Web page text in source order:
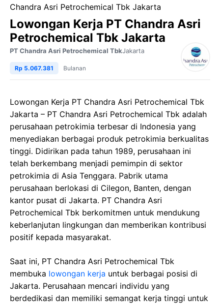
Chandra Asri Petrochemical Tbk Jakarta
Lowongan Kerja PT Chandra Asri
Petrochemical Tbk Jakarta
PT Chandra Asri Petrochemical TbkJakarta
Rp 5.067.381 Bulanan
Lowongan Kerja PT Chandra Asri Petrochemical Tbk
Jakarta – PT Chandra Asri Petrochemical Tbk adalah
perusahaan petrokimia terbesar di Indonesia yang
menyediakan berbagai produk petrokimia berkualitas
tinggi. Didirikan pada tahun 1989, perusahaan ini
telah berkembang menjadi pemimpin di sektor
petrokimia di Asia Tenggara. Pabrik utama
perusahaan berlokasi di Cilegon, Banten, dengan
kantor pusat di Jakarta. PT Chandra Asri
Petrochemical Tbk berkomitmen untuk mendukung
keberlanjutan lingkungan dan memberikan kontribusi
positif kepada masyarakat.
Saat ini, PT Chandra Asri Petrochemical Tbk
membuka lowongan kerja untuk berbagai posisi di
Jakarta. Perusahaan mencari individu yang
berdedikasi dan memiliki semangat kerja tinggi untuk